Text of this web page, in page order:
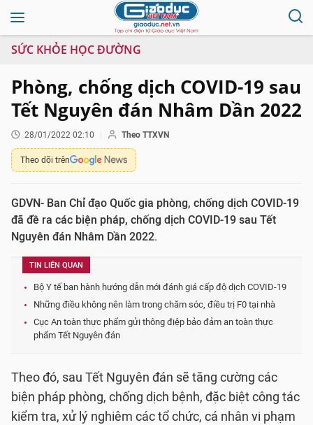
SỨC KHỎE HỌC ĐƯỜNG
Phòng, chống dịch COVID-19 sau
Tết Nguyên đán Nhâm Dần 2022
28/01/2022 02:10 Theo TTXVN
Theo dõi trên
GDVN- Ban Chỉ đạo Quốc gia phòng, chống dịch COVID-19
đã đề ra các biện pháp, chống dịch COVID-19 sau Tết
Nguyên đán Nhâm Dần 2022.
TIN LIÊN QUAN
Bộ Y tế ban hành hướng dẫn mới đánh giá cấp độ dịch COVID-19
Những điều không nên làm trong chăm sóc, điều trị F0 tại nhà
Cục An toàn thực phẩm gửi thông điệp bảo đảm an toàn thực
phẩm Tết Nguyên đán
Theo đó, sau Tết Nguyên đán sẽ tăng cường các
biện pháp phòng, chống dịch bệnh, đặc biệt công tác
kiểm tra, xử lý nghiêm các tổ chức, cá nhân vi phạm